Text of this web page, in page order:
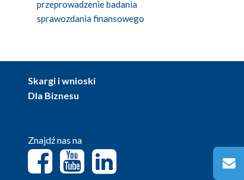
przeprowadzenie badania
sprawozdania finansowego
Skargi i wnioski
Dla Biznesu
Znajdź nas na